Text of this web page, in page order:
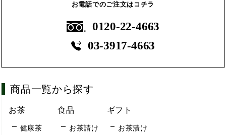
お電話でのご注文はコチラ
0120-22-4663
03-3917-4663
商品一覧から探す
お茶
健康茶
食品
お茶請け
ギフト
お茶漬け